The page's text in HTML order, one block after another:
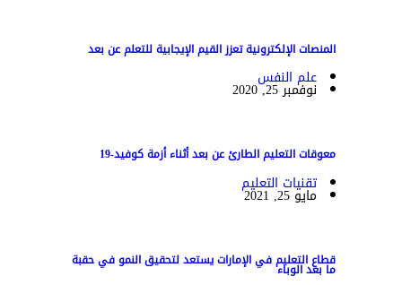
المنصات الإلكترونية تعزز القيم الإيجابية للتعلم عن بعد
علم النفس
نوفمبر 25, 2020
معوقات التعليم الطارئ عن بعد أثناء أزمة كوفيد-19
تقنيات التعليم
مايو 25, 2021
قطاع التعليم في الإمارات يستعد لتحقيق النمو في حقبة
ما بعد الوباء